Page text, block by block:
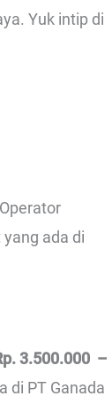
Yuk intip di
ada di
3.500.000 –
di PT Ganada